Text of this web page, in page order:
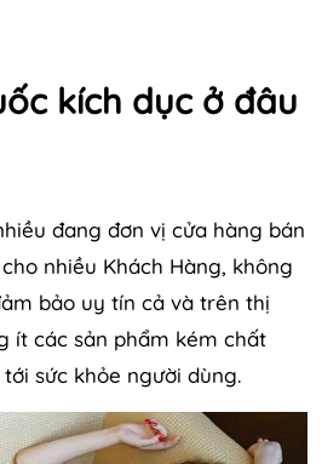
kích dục ở đâu
đang đơn vị cửa hàng bán
nhiều Khách Hàng, không
bảo uy tín cả và trên thị
ít các sản phẩm kém chất
sức khỏe người dùng.